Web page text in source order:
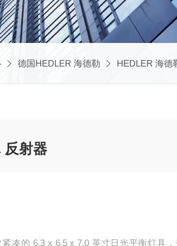
德国HEDLER 海德勒 HEDLER 海德
反光罩 反射器
紧凑的 6.3 x 6.5 x 7.0 英寸日光平衡灯具